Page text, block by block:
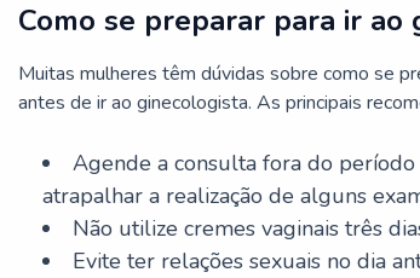
Como se preparar para ir ao
Muitas mulheres têm dúvidas sobre como se
antes de ir ao ginecologista. As principais
Agende a consulta fora do
atrapalhar a realização de alguns
Não utilize cremes vaginais três
Evite ter relações sexuais no dia